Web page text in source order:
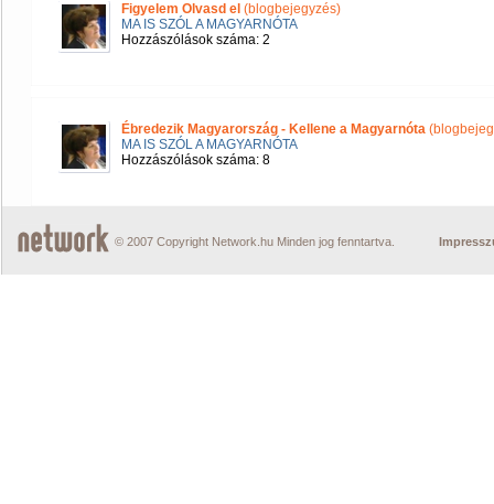
Figyelem Olvasd el (blogbejegyzés)
MA IS SZÓL A MAGYARNÓTA
Hozzászólások száma: 2
Ébredezik Magyarország - Kellene a Magyarnóta
MA IS SZÓL A MAGYARNÓTA
Hozzászólások száma: 8
© 2007 Copyright Network.hu Minden jog fenntartva.